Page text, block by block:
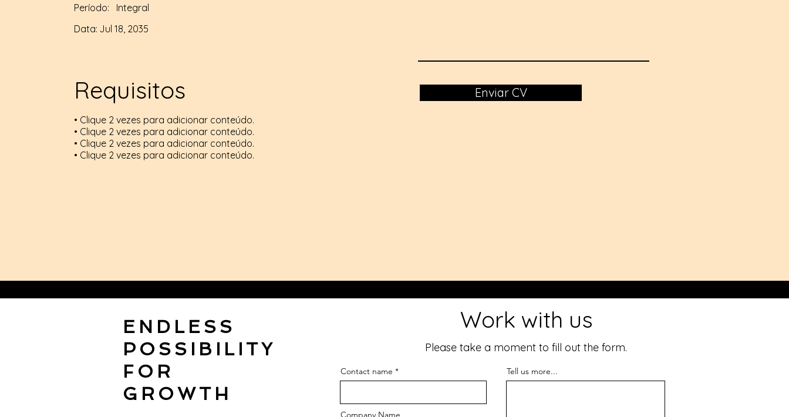
Período:
Integral
Data: Jul 18, 2035
Requisitos
• Clique 2 vezes para adicionar conteúdo.
• Clique 2 vezes para adicionar conteúdo.
• Clique 2 vezes para adicionar conteúdo.
• Clique 2 vezes para adicionar conteúdo.
Enviar CV
ENDLESS
POSSIBILITY
FOR
GROWTH
Work with us
Please take a moment to fill out the form.
Contact name
Company Name
Tell us more...